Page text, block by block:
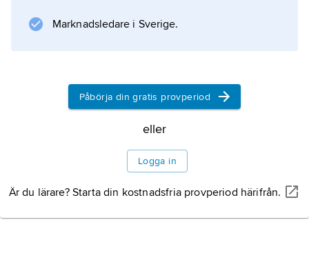
Störst är veckotidningen
Information om artikeln
Marknadsledare i Sverige.
Påbörja din gratis provperiod
eller
Logga in
Är du lärare? Starta din kostnadsfria provperiod härifrån.